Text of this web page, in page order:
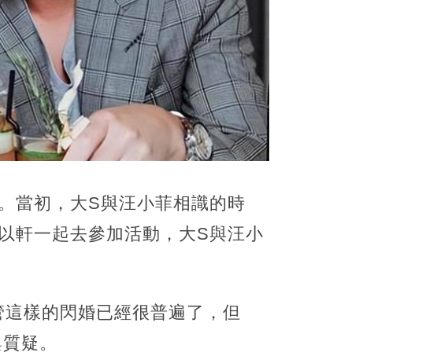
當初，大S與汪小菲相識的時
軒一起去參加活動，大S與汪小
樣的閃婚已經很普遍了，但
疑。